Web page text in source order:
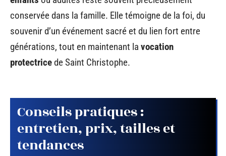
conservée dans la famille. Elle témoigne de la foi, du
souvenir d’un événement sacré et du lien fort entre
générations, tout en maintenant la vocation
protectricede Saint Christophe.
Conseils pratiques :
entretien, prix, tailles et
tendances